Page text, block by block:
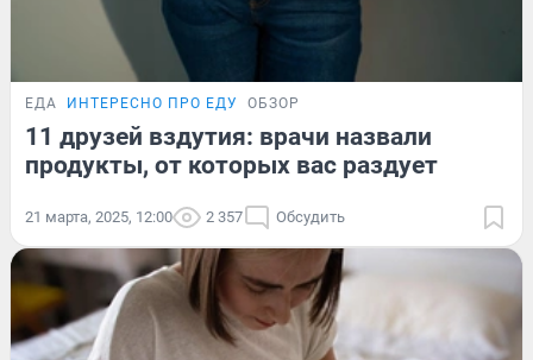
ЕДА ИНТЕРЕСНО ПРО ЕДУ ОБЗОР
11 друзей вздутия: врачи назвали
продукты, от которых вас раздует
21 марта, 2025, 12:00 2 357 Обсудить